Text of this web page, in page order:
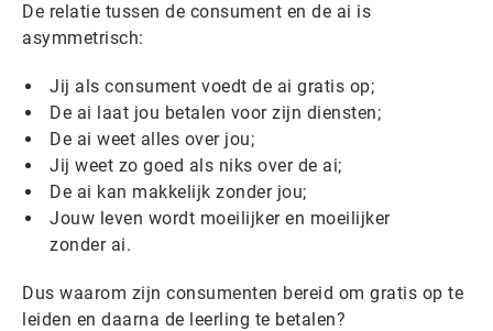
De relatie tussen de consument en de ai is
asymmetrisch:
Jij als consument voedt de ai gratis op;
De ai laat jou betalen voor zijn diensten;
De ai weet alles over jou;
Jij weet zo goed als niks over de ai;
De ai kan makkelijk zonder jou;
Jouw leven wordt moeilijker en moeilijker
zonder ai.
Dus waarom zijn consumenten bereid om gratis op te
leiden en daarna de leerling te betalen?